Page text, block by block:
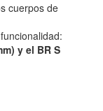
cuerpos de
y el BR S